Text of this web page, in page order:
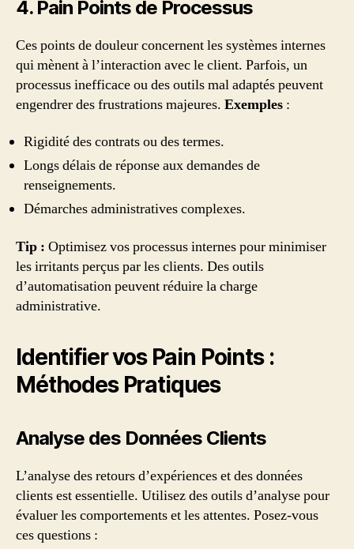
4. Pain Points de Processus
Ces points de douleur concernent les systèmes internes
qui mènent à l’interaction avec le client. Parfois, un
processus inefficace ou des outils mal adaptés peuvent
engendrer des frustrations majeures. Exemples :
Rigidité des contrats ou des termes.
Longs délais de réponse aux demandes de
renseignements.
Démarches administratives complexes.
Tip : Optimisez vos processus internes pour minimiser
les irritants perçus par les clients. Des outils
d’automatisation peuvent réduire la charge
administrative.
Identifier vos Pain Points :
Méthodes Pratiques
Analyse des Données Clients
L’analyse des retours d’expériences et des données
clients est essentielle. Utilisez des outils d’analyse pour
évaluer les comportements et les attentes. Posez-vous
ces questions :